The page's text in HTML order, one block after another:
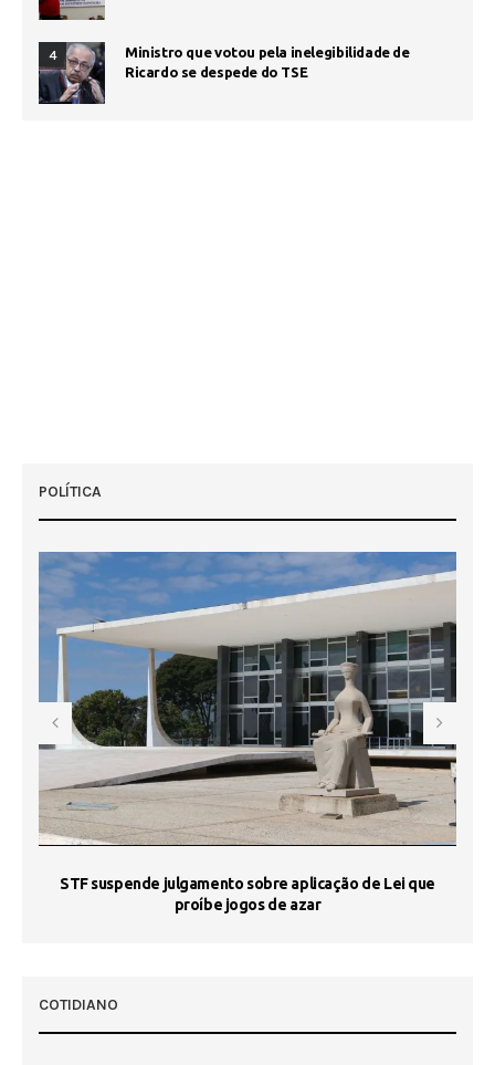
4
Ministro que votou pela inelegibilidade de
Ricardo se despede do TSE
POLÍTICA
STF suspende julgamento sobre aplicação de Lei que
proíbe jogos de azar
COTIDIANO